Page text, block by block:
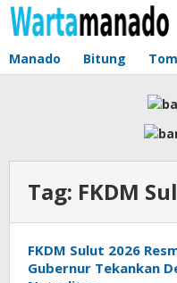
Lewati
ke
Manado Bitung
Tag: FKDM
FKDM Sulut 2026
Gubernur Tekankan